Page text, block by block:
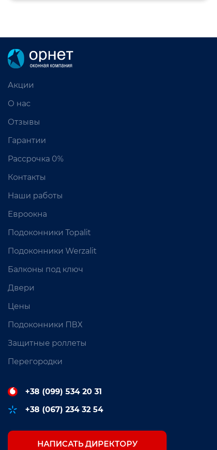
Акции
О нас
Отзывы
Гарантии
Рассрочка 0%
Контакты
Наши работы
Евроокна
Подоконники Topalit
Подоконники Werzalit
Балконы под ключ
Двери
Цены
Подоконники ПВХ
Защитные роллеты
Перегородки
+38 (099) 534 20 31
+38 (067) 234 32 54
НАПИСАТЬ ДИРЕКТОРУ